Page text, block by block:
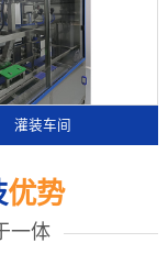
灌装车间
优势
一体